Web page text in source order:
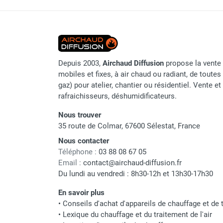
Chauffage d'atelier granulés / bois /
carton
Chaudière fixe à eau
Aérotherme fixe mural
Aérotherme électrique
Aérotherme au gaz
Aérotherme au fioul
Aérotherme pompe à chaleur
(détente directe)
Chauffage mobile électrique, fioul et
gaz
Chauffage mobile électrique
Chauffage électrique soufflant
Chauffage haute température pour
étuvage industriel ou destruction
Depuis 2003, Airchaud Diffusion propose la
mobiles et fixes, à air chaud ou radiant, de
gaz) pour atelier, chantier ou résidentiel. Vente
rafraichisseurs, déshumidificateurs.
Nous trouver
35 route de Colmar, 67600 Sélestat, France
Nous contacter
Téléphone : 03 88 08 67 05
Email : contact@airchaud-diffusion.fr
Du lundi au vendredi : 8h30-12h et 13h30-17h30
En savoir plus
• Conseils d'achat d'appareils de chauffage et de
• Lexique du chauffage et du traitement de l'air